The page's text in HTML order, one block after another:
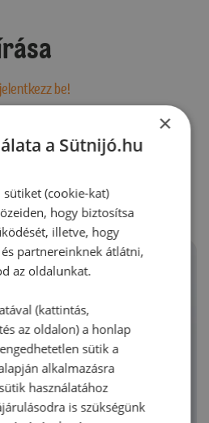
jelentkezz be!
×
a Sütnijó.hu
(cookie-kat)
hogy biztosítsa
illetve, hogy
partnereinknek átlátni,
az oldalunkat.
(kattintás,
az oldalon) a honlap
sütik a
alkalmazásra
használatához
is szükségünk